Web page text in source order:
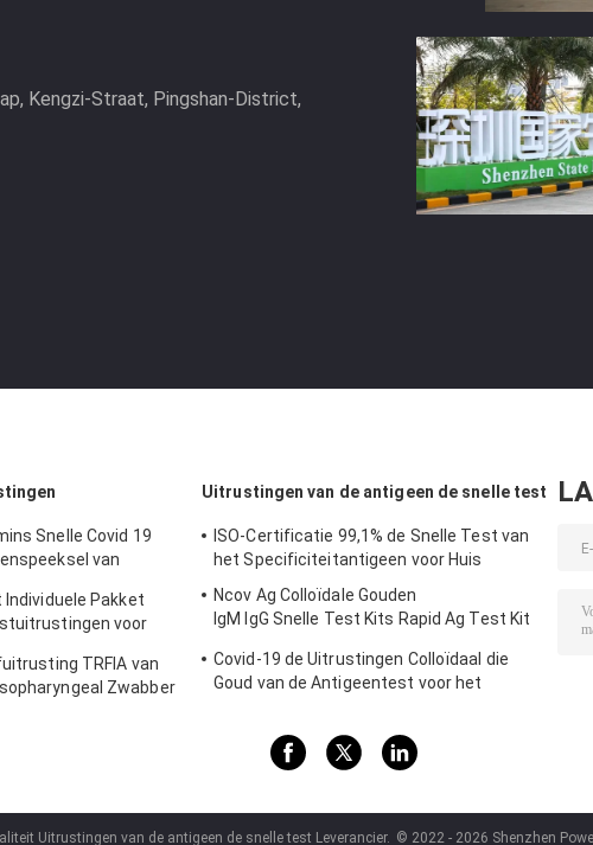
Kengzi-Straat, Pingshan-District,
Snelle Covid 19
van
Individuele Pakket
voor
TRFIA van
Zwabber
Uitrustingen van de antigeen de snelle test
ISO-Certificatie 99,1% de Snelle Test van
het Specificiteitantigeen voor Huis
Ncov Ag Colloïdale Gouden
IgM IgG Snelle Test Kits Rapid Ag Test Kit
Covid-19 de Uitrustingen Colloïdaal die
Goud van de Antigeentest voor het
Uitrustingen van de antigeen de snelle test Leverancier. © 2022 - 2026 Shenzhen